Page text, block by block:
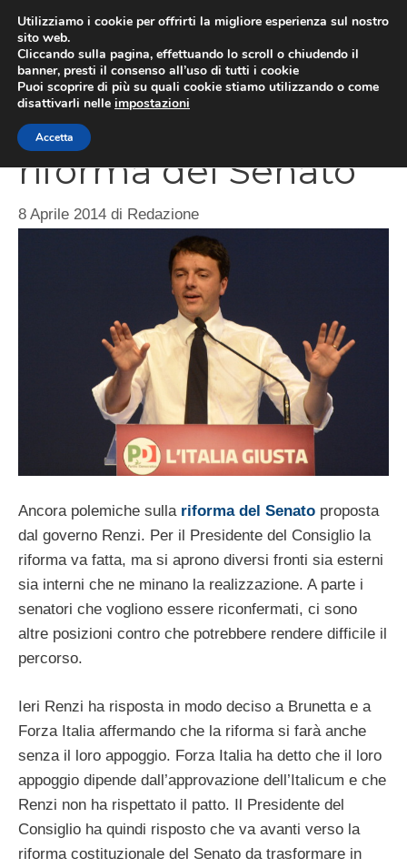
contenuto
Polemiche sulla
riforma del Senato
8 Aprile 2014 di Redazione
Ancora polemiche sulla riforma del Senato proposta
dal governo Renzi. Per il Presidente del Consiglio la
riforma va fatta, ma si aprono diversi fronti sia esterni
sia interni che ne minano la realizzazione. A parte i
senatori che vogliono essere riconfermati, ci sono
altre posizioni contro che potrebbere rendere difficile il
percorso.
Ieri Renzi ha risposta in modo deciso a Brunetta e a
Forza Italia affermando che la riforma si farà anche
senza il loro appoggio. Forza Italia ha detto che il loro
appoggio dipende dall’approvazione dell’Italicum e che
Renzi non ha rispettato il patto. Il Presidente del
Consiglio ha quindi risposto che va avanti verso la
riforma costituzionale del Senato da trasformare in
Utilizziamo i cookie per offrirti la migliore esperienza sul nostro
sito web.
Cliccando sulla pagina, effettuando lo scroll o chiudendo il
banner, presti il consenso all’uso di tutti i cookie
Puoi scoprire di più su quali cookie stiamo utilizzando o come
disattivarli nelle impostazioni
Accetta